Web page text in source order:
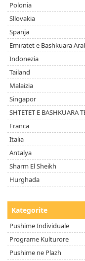
Polonia
Sllovakia
Spanja
Emiratet e Bashkuara
Indonezia
Tailand
Malaizia
Singapor
SHTETET E BASHKUARA
Franca
Italia
Antalya
Sharm El Sheikh
Hurghada
Kategorite
Pushime Individuale
Programe Kulturore
Pushime ne Plazh